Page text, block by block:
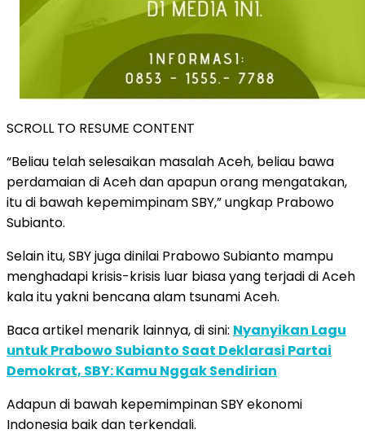
SCROLL TO RESUME CONTENT
“Beliau telah selesaikan masalah Aceh, beliau bawa
perdamaian di Aceh dan apapun orang mengatakan,
itu di bawah kepemimpinam SBY,” ungkap Prabowo
Subianto.
Selain itu, SBY juga dinilai Prabowo Subianto mampu
menghadapi krisis-krisis luar biasa yang terjadi di Aceh
kala itu yakni bencana alam tsunami Aceh.
Baca artikel menarik lainnya, di sini: Nyanyikan Lagu
untuk Prabowo Subianto Saat Deklarasi Partai
Demokrat, SBY: Kamu Nggak Sendirian
Adapun di bawah kepemimpinan SBY ekonomi
Indonesia baik dan terkendali.